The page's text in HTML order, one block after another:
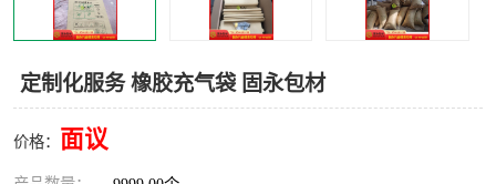
定制化服务 橡胶充气袋 固永包材
价格： 面议